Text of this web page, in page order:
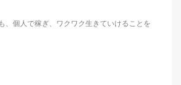
、個人で稼ぎ、ワクワク生きていけることを